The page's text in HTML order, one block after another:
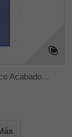
Acabado...